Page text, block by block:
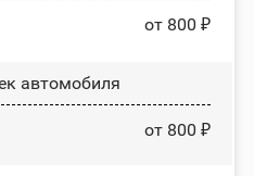
от 800 ₽
автомобиля
от 800 ₽